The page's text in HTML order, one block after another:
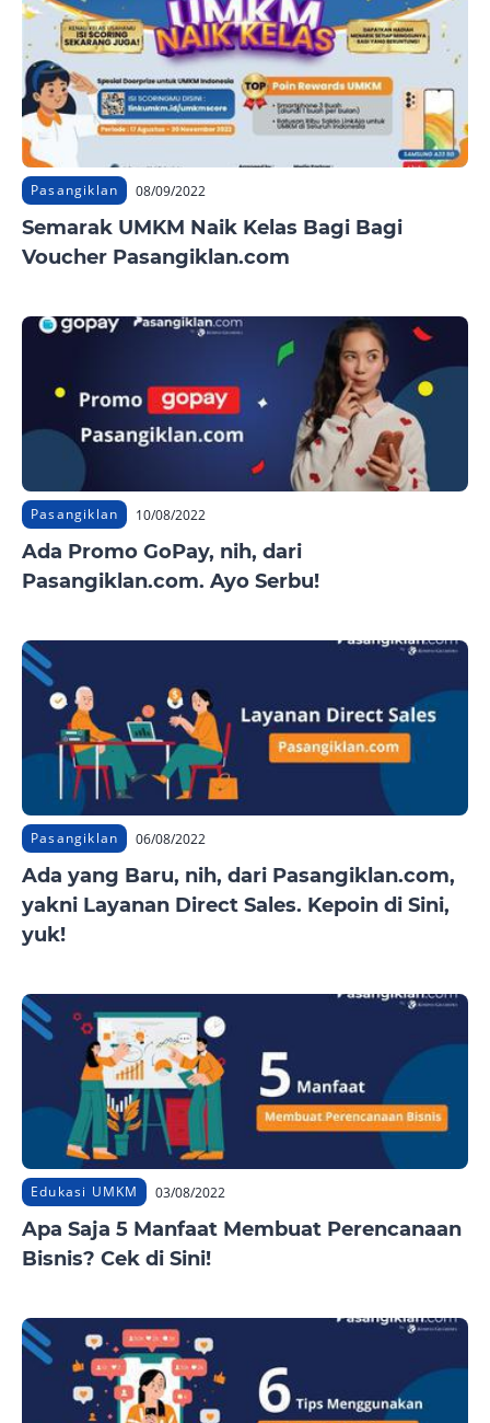
Pasangiklan 08/09/2022
Semarak UMKM Naik Kelas Bagi Bagi
Voucher Pasangiklan.com
Pasangiklan 10/08/2022
Ada Promo GoPay, nih, dari
Pasangiklan.com. Ayo Serbu!
Pasangiklan 06/08/2022
Ada yang Baru, nih, dari Pasangiklan.com,
yakni Layanan Direct Sales. Kepoin di Sini,
yuk!
Edukasi UMKM 03/08/2022
Apa Saja 5 Manfaat Membuat Perencanaan
Bisnis? Cek di Sini!